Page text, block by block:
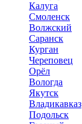
Калуга
Смоленск
Волжский
Саранск
Курган
Череповец
Орёл
Вологда
Якутск
Владикавказ
Подольск